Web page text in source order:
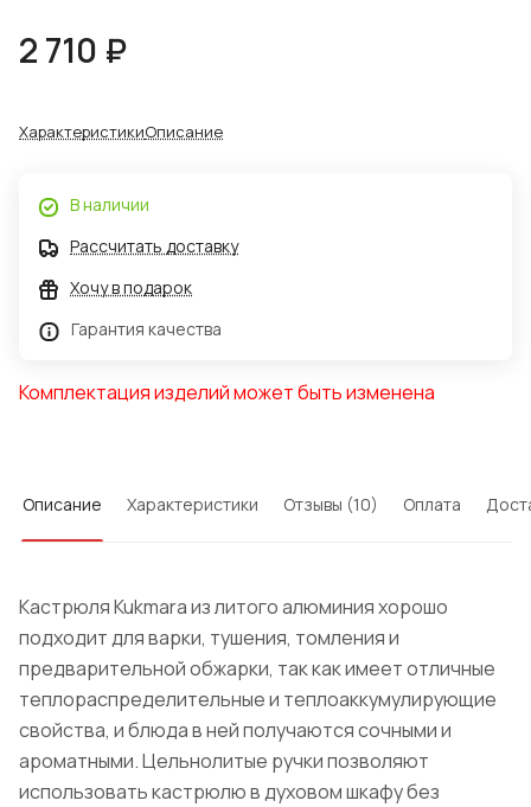
2 710 ₽
ХарактеристикиОписание
В наличии
Рассчитать доставку
Хочу в подарок
Гарантия качества
Комплектация изделий может быть изменена
Описание Характеристики Отзывы (10) Оплата
Кастрюля Kukmara из литого алюминия хорошо
подходит для варки, тушения, томления и
предварительной обжарки, так как имеет отличные
теплораспределительные и теплоаккумулирующие
свойства, и блюда в ней получаются сочными и
ароматными. Цельнолитые ручки позволяют
использовать кастрюлю в духовом шкафу без